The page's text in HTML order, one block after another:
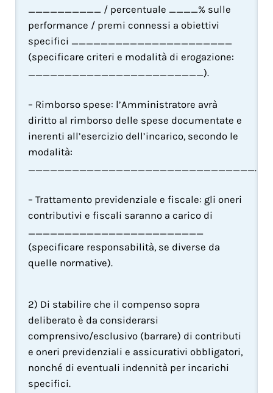
__________ / percentuale ____% sulle
performance / premi connessi a obiettivi
specifici ______________________
(specificare criteri e modalità di erogazione:
________________________).
– Rimborso spese: l’Amministratore avrà
diritto al rimborso delle spese documentate e
inerenti all’esercizio dell’incarico, secondo le
modalità:
_______________________________.
– Trattamento previdenziale e fiscale: gli oneri
contributivi e fiscali saranno a carico di
________________________
(specificare responsabilità, se diverse da
quelle normative).
2) Di stabilire che il compenso sopra
deliberato è da considerarsi
comprensivo/esclusivo (barrare) di contributi
e oneri previdenziali e assicurativi obbligatori,
nonché di eventuali indennità per incarichi
specifici.